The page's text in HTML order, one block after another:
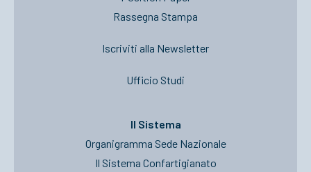
Rassegna Stampa
Iscriviti alla Newsletter
Ufficio Studi
Il Sistema
Organigramma Sede Nazionale
Il Sistema Confartigianato